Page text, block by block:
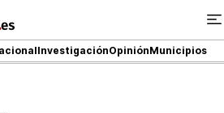
InvestigaciónOpiniónMunicipios